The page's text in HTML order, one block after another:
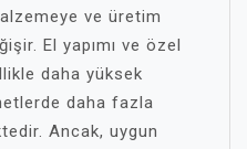
ve üretim
El yapımı ve özel
daha yüksek
daha fazla
Ancak, uygun